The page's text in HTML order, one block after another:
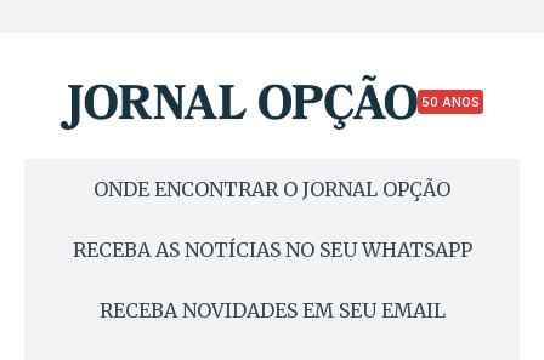
50 ANOS
ONDE ENCONTRAR O JORNAL OPÇÃO
RECEBA AS NOTÍCIAS NO SEU WHATSAPP
RECEBA NOVIDADES EM SEU EMAIL